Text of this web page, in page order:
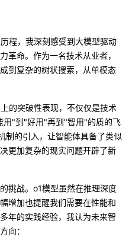
程，我深刻感受到大模型驱动
革命。作为一名技术从业者，
到复杂的树状搜索，从单模态
的突破性表现，不仅仅是技术
用"到"好用"再到"智用"的质的飞
的引入，让智能体具备了类似
更加复杂的现实问题开辟了新
挑战。o1模型虽然在推理深度
增加也提醒我们需要在性能和
年的实践经验，我认为未来智
向：